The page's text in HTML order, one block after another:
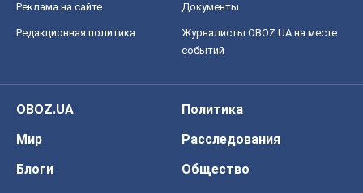
Реклама на сайте Документы
Редакционная политика
Журналисты OBOZ.UA на месте
событий
OBOZ.UA
Политика
Мир
Расследования
Блоги
Общество